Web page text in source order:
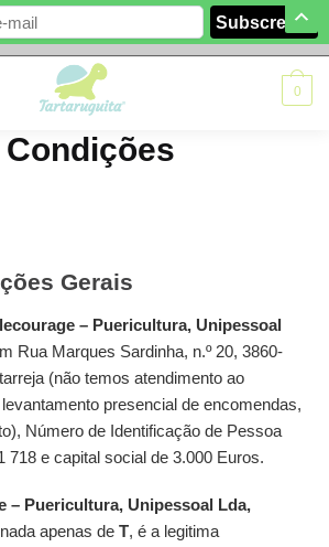
0
Gerais
– Puericultura, Unipessoal
Rua Marques Sardinha, n.º 20, 3860-
(não temos atendimento ao
presencial de encomendas,
Número de Identificação de Pessoa
718 e capital social de 3.000 Euros.
– Puericultura, Unipessoal Lda,
apenas de T, é a legitima